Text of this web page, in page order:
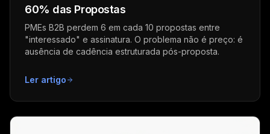
60% das Propostas
PMEs B2B perdem 6 em cada 10 propostas entre
"interessado" e assinatura. O problema não é preço: é
ausência de cadência estruturada pós-proposta.
Ler artigo